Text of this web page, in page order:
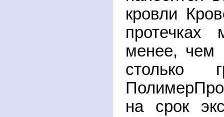
кровли
менее, чем
столько
на срок